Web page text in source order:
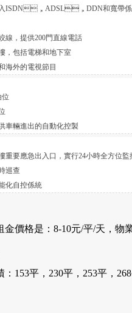
接入ISDN，ADSL，DDN和寬帶
，提供200門直線電話
，包括電梯和地下室
海外的電視節目
位
車輛進出的自動化控製
要應急出入口，實行24小時全方位監
巡查
化自控係統
是：8-10元/平/天，物
，230平，253平，268